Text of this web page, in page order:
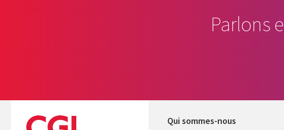
Parlons
Qui sommes-nous